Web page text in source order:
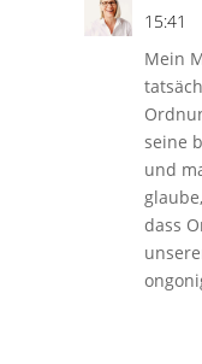
15:41
Mein
seine
und
dass